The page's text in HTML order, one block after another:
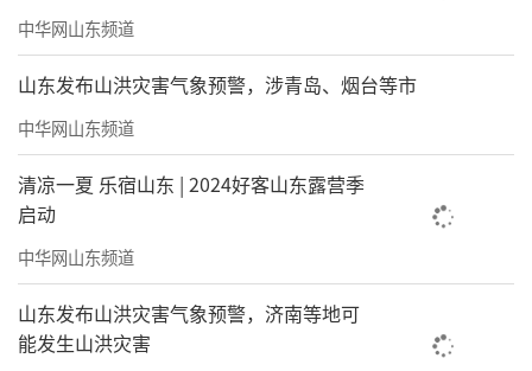
中华网山东频道
山东发布山洪灾害气象预警，涉青岛、烟台等市
中华网山东频道
清凉一夏 乐宿山东 | 2024好客山东露营季
启动
中华网山东频道
山东发布山洪灾害气象预警，济南等地可
能发生山洪灾害